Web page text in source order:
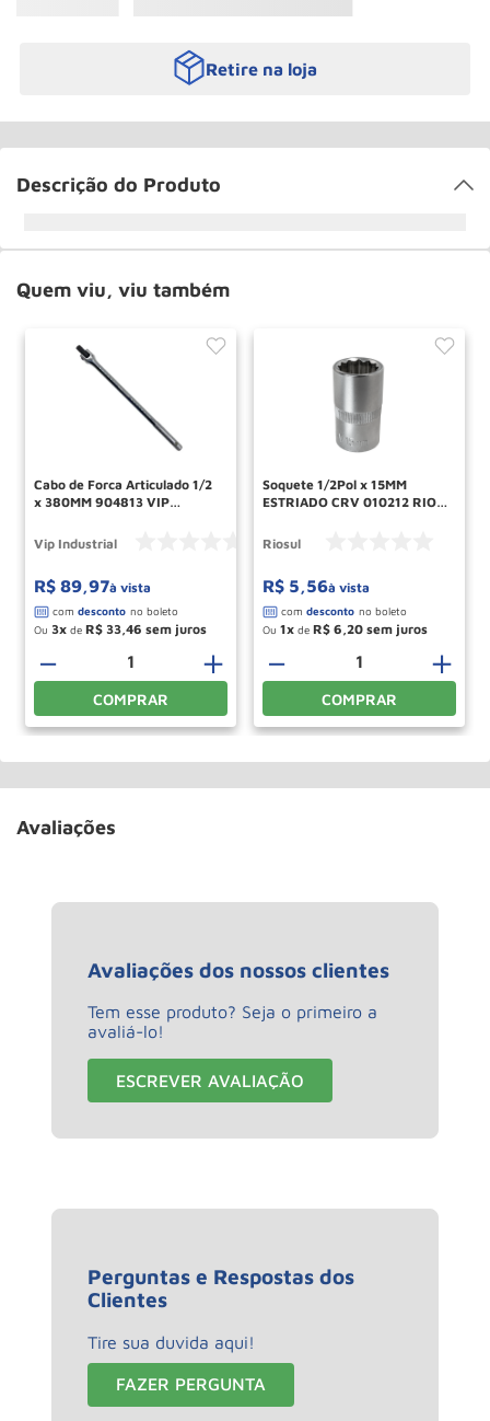
Retire na loja
Descrição do Produto
Quem viu, viu também
Cabo de Forca Articulado 1/2
x 380MM 904813 VIP
Vip Industrial
R$ 89,97à vista
Ou 3 de R$ 33,46
＋
－
COMPRAR
Soquete 1/2Pol x 15MM
ESTRIADO CRV 010212 RIO
Riosul
R$ 5,56à vista
Ou 1 de R$ 6,20
＋
－
COMPRAR
Avaliações
Avaliações dos nossos clientes
Tem esse produto? Seja o primeiro a
avaliá-lo!
ESCREVER AVALIAÇÃO
Perguntas e Respostas dos
Clientes
Tire sua duvida aqui!
FAZER PERGUNTA